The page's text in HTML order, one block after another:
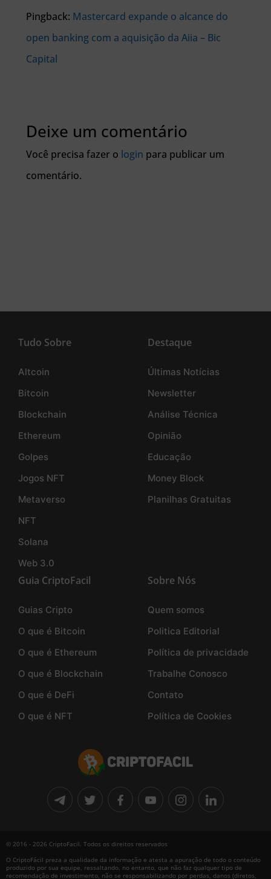
Pingback: Mastercard expande o alcance do
open banking com a aquisição da Aiia – Bic
Capital
Deixe um comentário
Você precisa fazer o login para publicar um
comentário.
Tudo Sobre
Altcoin
Bitcoin
Blockchain
Ethereum
Golpes
Jogos NFT
Metaverso
NFT
Solana
Web 3.0
Destaque
Últimas Notícias
Newsletter
Análise Técnica
Opinião
Educação
Money Block
Planilhas Gratuitas
Guia CriptoFacil
Guias Cripto
O que é Bitcoin
O que é Ethereum
O que é Blockchain
O que é DeFi
O que é NFT
Sobre Nós
Quem somos
Politica Editorial
Política de privacidade
Trabalhe Conosco
Contato
Política de Cookies
© 2016 - 2026 CriptoFacil. Todos os direitos reservados
O CriptoFácil preza a qualidade da informação e atesta a apuração de todo o conteúdo
produzido por sua equipe, ressaltando, no entanto, que não faz qualquer tipo de
recomendação de investimento, não se responsabilizando por perdas, danos (diretos,